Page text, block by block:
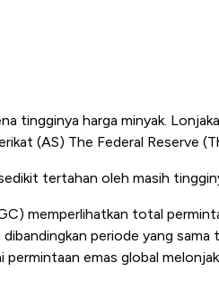
tingginya harga minyak.
(AS) The Federal Reserve
tertahan oleh masih
memperlihatkan total
periode yang sama
permintaan emas global